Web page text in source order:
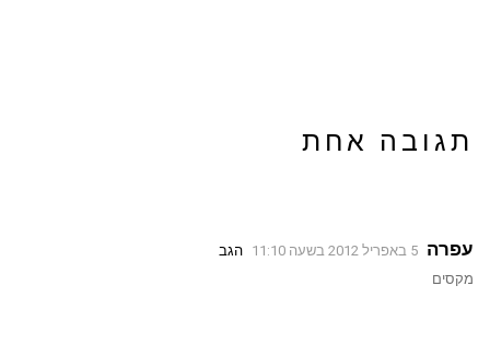
תגובה אחת
עפרה 5 באפריל 2012 בשעה 11:10
הגב
מקסים